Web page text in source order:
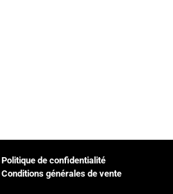
Politique de confidentialité
Conditions générales de vente